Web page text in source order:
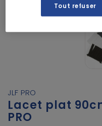
JLF PRO
Lacet plat
PRO
Tout refuser